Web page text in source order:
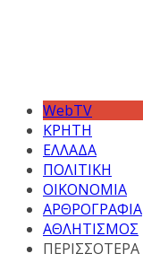
WebTV
ΚΡΗΤΗ
ΕΛΛΑΔΑ
ΠΟΛΙΤΙΚΗ
ΟΙΚΟΝΟΜΙΑ
ΑΡΘΡΟΓΡΑΦΙΑ
ΑΘΛΗΤΙΣΜΟΣ
ΠΕΡΙΣΣΟΤΕΡΑ